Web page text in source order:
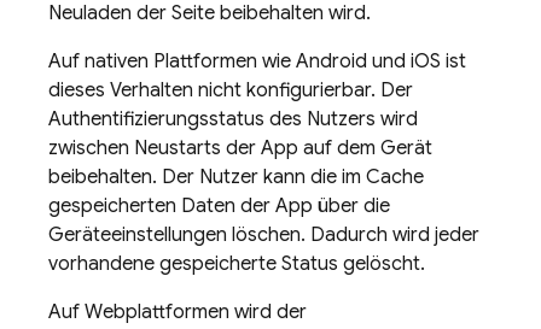
Neuladen der Seite beibehalten wird.
Auf nativen Plattformen wie Android und iOS ist
dieses Verhalten nicht konfigurierbar. Der
Authentifizierungsstatus des Nutzers wird
zwischen Neustarts der App auf dem Gerät
beibehalten. Der Nutzer kann die im Cache
gespeicherten Daten der App über die
Geräteeinstellungen löschen. Dadurch wird jeder
vorhandene gespeicherte Status gelöscht.
Auf Webplattformen wird der